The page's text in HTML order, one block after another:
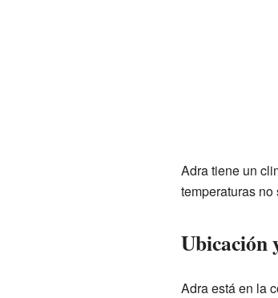
Adra tiene un
temperaturas
Ubicación
Adra está en la